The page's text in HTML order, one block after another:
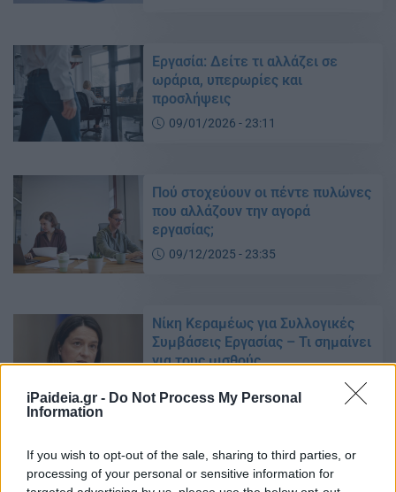
iPaideia.gr - Do Not Process My Personal
Information
If you wish to opt-out of the sale, sharing to third parties, or
processing of your personal or sensitive information for
Εργασία: Δείτε τι αλλάζει σε
ωράρια, υπερωρίες και
προσλήψεις
09/01/2026 - 23:11
Πού στοχεύουν οι πέντε πυλώνες
που αλλάζουν την αγορά
εργασίας;
09/12/2025 - 23:35
Νίκη Κεραμέως για Συλλογικές
Συμβάσεις Εργασίας – Τι σημαίνει
για τους μισθούς
Εργασιακό νομοσχέδιο: Οι
ρυθμίσεις για ωράρια, άδειες και